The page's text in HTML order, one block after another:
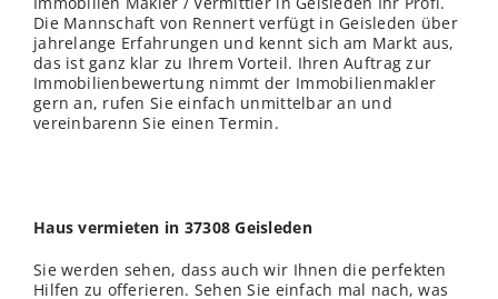
Die Mannschaft von Rennert verfügt in Geisleden über
jahrelange Erfahrungen und kennt sich am Markt aus,
das ist ganz klar zu Ihrem Vorteil. Ihren Auftrag zur
Immobilienbewertung nimmt der Immobilienmakler
gern an, rufen Sie einfach unmittelbar an und
vereinbarenn Sie einen Termin.
Haus vermieten in 37308 Geisleden
Sie werden sehen, dass auch wir Ihnen die perfekten
Hilfen zu offerieren. Sehen Sie einfach mal nach, was